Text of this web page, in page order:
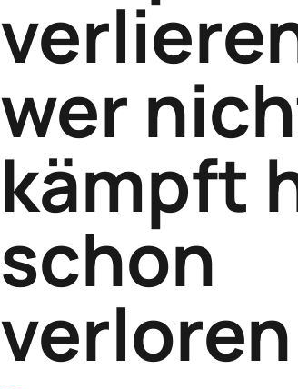
wer
kämpft
schon
verloren